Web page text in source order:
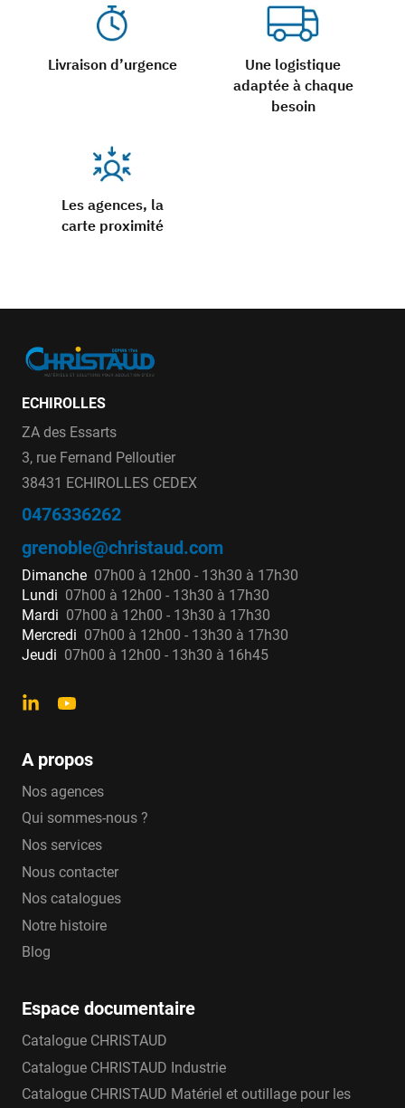
Livraison d’urgence
Une logistique
adaptée à chaque
besoin
Les agences, la
carte proximité
ECHIROLLES
ZA des Essarts
3, rue Fernand Pelloutier
38431 ECHIROLLES CEDEX
0476336262
grenoble@christaud.com
Dimanche 07h00 à 12h00 - 13h30 à 17h30
Lundi 07h00 à 12h00 - 13h30 à 17h30
Mardi 07h00 à 12h00 - 13h30 à 17h30
Mercredi 07h00 à 12h00 - 13h30 à 17h30
Jeudi 07h00 à 12h00 - 13h30 à 16h45
A propos
Nos agences
Qui sommes-nous ?
Nos services
Nous contacter
Nos catalogues
Notre histoire
Blog
Espace documentaire
Catalogue CHRISTAUD
Catalogue CHRISTAUD Industrie
Catalogue CHRISTAUD Matériel et outillage pour les